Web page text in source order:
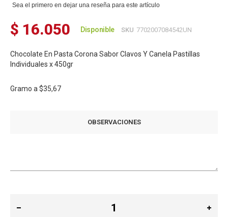
Sea el primero en dejar una reseña para este artículo
$ 16.050 Disponible SKU 7702007084542UN
Chocolate En Pasta Corona Sabor Clavos Y Canela Pastillas
Individuales x 450gr
Gramo a $35,67
OBSERVACIONES